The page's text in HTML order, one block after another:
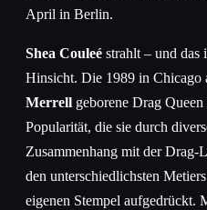
April in Berlin.
Shea Couleé strahlt – und das
Hinsicht. Die 1989 in Chicago
Merrell geborene Drag
Popularität, die sie durch
Zusammenhang mit der Drag-
den unterschiedlichsten
eigenen Stempel aufgedrückt.